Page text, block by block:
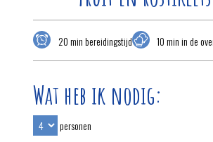
20 min bereidingstijd 10 min in de
Wat heb ik nodig:
personen